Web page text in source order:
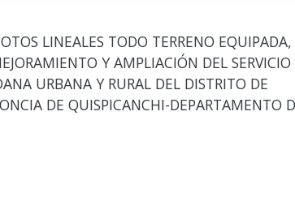
LINEALES TODO TERRENO EQUIPADA,
Y AMPLIACIÓN DEL SERVICIO
URBANA Y RURAL DEL DISTRITO DE
DE QUISPICANCHI-DEPARTAMENTO